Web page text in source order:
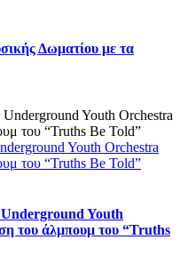
Δωματίου με τα
Youth Orchestra
του “Truths Be Told”
Youth
του άλμπουμ του “Truths